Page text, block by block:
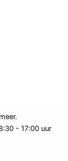
- 17:00 uur